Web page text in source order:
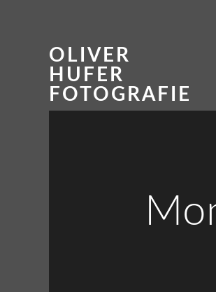
OLIVER
HUFER
FOTOGRAFIE